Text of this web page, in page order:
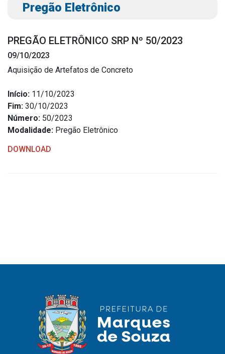
Gabinete do Vice-prefeito
Símbolos Oficiais
Estrutura Organizacional
Secretarias
Administração
Agricultura e Meio Ambiente
Serviços
Nota Fiscal Eletrônica
Ouvidoria
Portal do Cidadão
Portal do Servidor
Pregão Eletrônico
PREGÃO ELETRÔNICO SRP Nº 50/2023
09/10/2023
Aquisição de Artefatos de Concreto
Início: 11/10/2023
Fim: 30/10/2023
Número: 50/2023
Modalidade: Pregão Eletrônico
DOWNLOAD